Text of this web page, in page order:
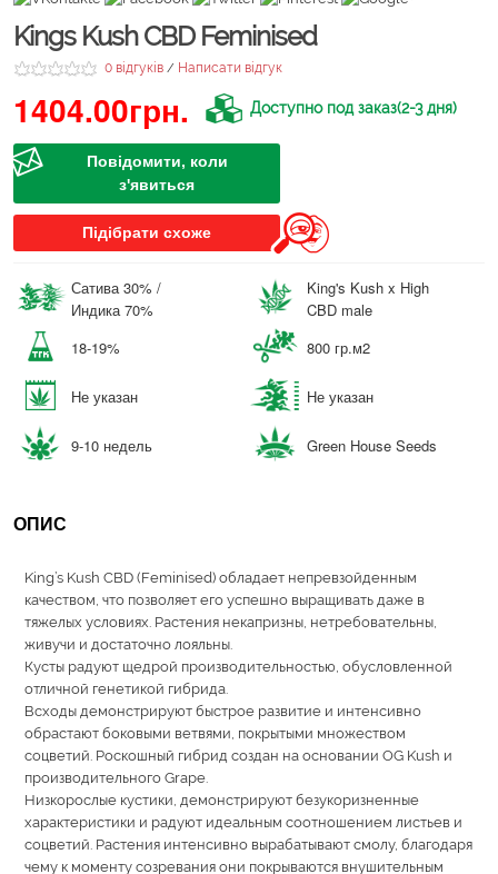
Kings Kush CBD Feminised
0 відгуків / Написати відгук
1404.00грн. Доступно под заказ(2-3 дня)
Повідомити, коли
з'явиться
Підібрати схоже
Сатива 30% /
Индика 70%
King's Kush x High
CBD male
18-19%
800 гр.м2
Не указан Не указан
9-10 недель Green House Seeds
ОПИС
King’s Kush CBD (Feminised) обладает непревзойденным
качеством, что позволяет его успешно выращивать даже в
тяжелых условиях. Растения некапризны, нетребовательны,
живучи и достаточно лояльны.
Кусты радуют щедрой производительностью, обусловленной
отличной генетикой гибрида.
Всходы демонстрируют быстрое развитие и интенсивно
обрастают боковыми ветвями, покрытыми множеством
соцветий. Роскошный гибрид создан на основании OG Kush и
производительного Grape.
Низкорослые кустики, демонстрируют безукоризненные
характеристики и радуют идеальным соотношением листьев и
соцветий. Растения интенсивно вырабатывают смолу, благодаря
чему к моменту созревания они покрываются внушительным